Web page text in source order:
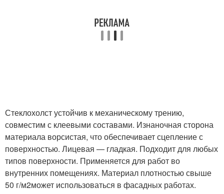
Стеклохолст устойчив к механическому трению,
совместим с клеевыми составами. Изнаночная сторона
материала ворсистая, что обеспечивает сцепление с
поверхностью. Лицевая — гладкая. Подходит для любых
типов поверхности. Применяется для работ во
внутренних помещениях. Материал плотностью свыше
50 г/м2может использоваться в фасадных работах.